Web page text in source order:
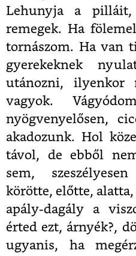
Lehunyja a pilláit,
remegek. Ha
tornászom. Ha van
gyerekeknek
utánozni, ilyenkor
vagyok.
nyögvenyelősen,
akadozunk. Hol
távol, de ebből
sem,
körötte, előtte,
apály-dagály a
érted ezt, árnyék?,
ugyanis, ha